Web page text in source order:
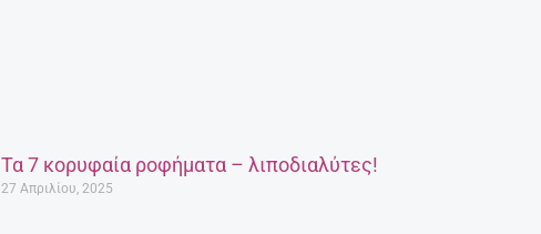
Τα 7 κορυφαία ροφήματα – λιποδιαλύτες!
27 Απριλίου, 2025